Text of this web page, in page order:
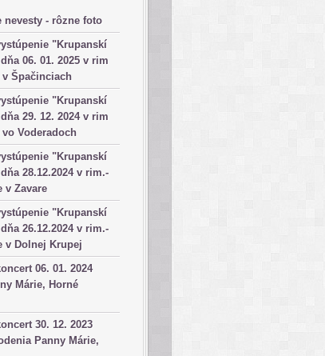
nevesty - rôzne foto
"Krupanskí
06. 01. 2025 v rim
v Špačinciach
"Krupanskí
29. 12. 2024 v rim
Voderadoch
"Krupanskí
28.12.2024 v rim.-
v Zavare
"Krupanskí
26.12.2024 v rim.-
v Dolnej Krupej
06. 01. 2024
Márie, Horné
30. 12. 2023
Panny Márie,